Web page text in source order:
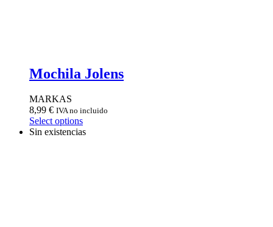
Mochila Jolens
MARKAS
8,99 € IVA no incluido
Select options
Sin existencias